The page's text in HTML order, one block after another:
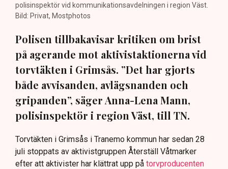
polisinspektör vid kommunikationsavdelningen i region Väst.
Bild: Privat, Mostphotos
Polisen tillbakavisar kritiken om brist
på agerande mot aktivistaktionerna vid
torvtäkten i Grimsås. ”Det har gjorts
både avvisanden, avlägsnanden och
gripanden”, säger Anna-Lena Mann,
polisinspektör i region Väst, till TN.
Torvtäkten i Grimsås i Tranemo kommun har sedan 28
juli stoppats av aktivistgruppen Återställ Våtmarker
efter att aktivister har klättrat upp på torvproducenten